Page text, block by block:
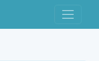
Toggle